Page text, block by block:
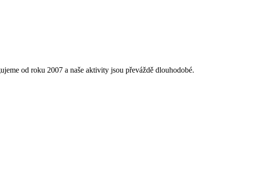
od roku 2007 a naše aktivity jsou převáždě dlouhodobé.